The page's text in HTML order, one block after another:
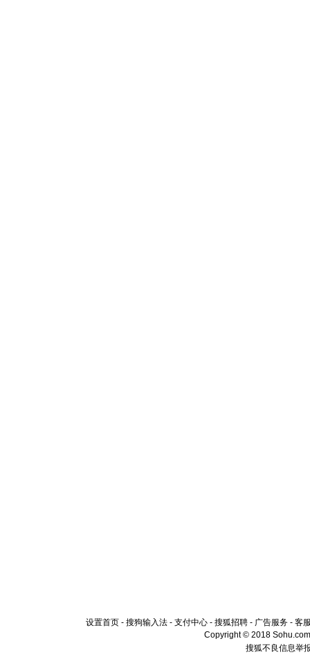
设置首页 - 搜狗输入法 - 支付中心 - 搜狐招聘 - 广告服务 - 客
Copyright © 2018
搜狐不良信息举